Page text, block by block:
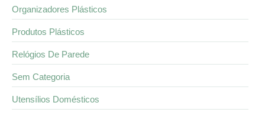
Organizadores Plásticos
Produtos Plásticos
Relógios De Parede
Sem Categoria
Utensílios Domésticos